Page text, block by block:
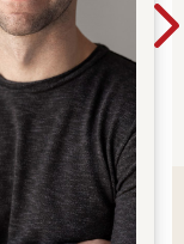
，特別是當其中一
是這些人偏偏能厚
旦某個觀點在會議
。所以，不到關鍵
人。
你沒有一點幫助，
的標籤。而且，與